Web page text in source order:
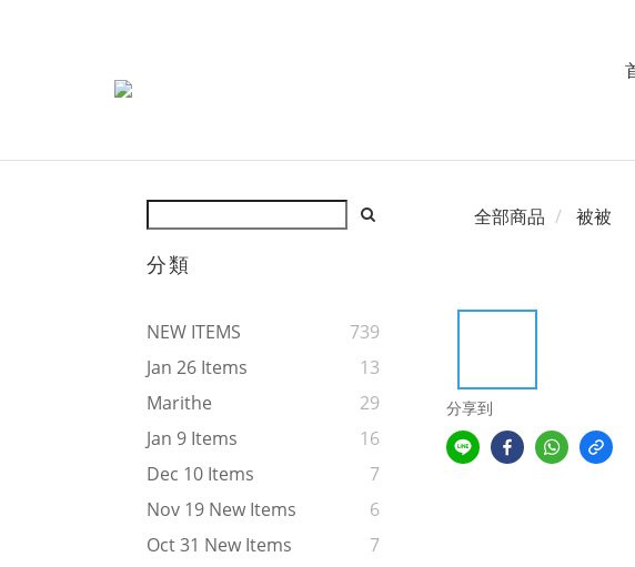
分類
NEW ITEMS
739
Jan 26 Items
13
Marithe
29
Jan 9 Items
16
Dec 10 Items
7
Nov 19 New Items
6
Oct 31 New Items
7
全部商品 被被
分享到